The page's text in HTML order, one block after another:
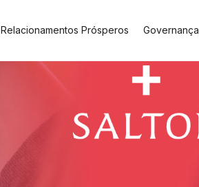
Relacionamentos Prósperos Governança